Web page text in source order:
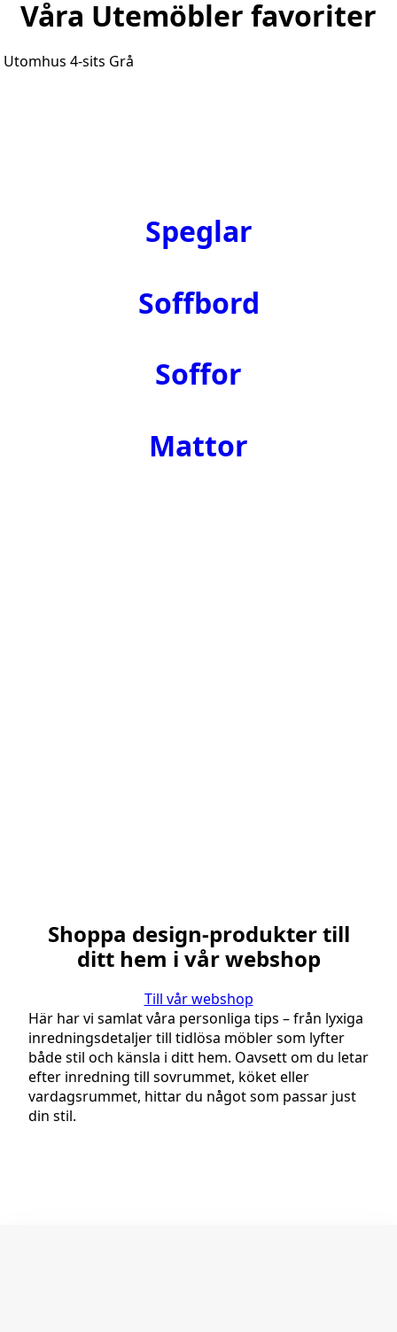
Våra Utemöbler favoriter
4-sits Grå
Speglar
Soffbord
Soffor
Mattor
Shoppa design-produkter till
ditt hem i vår webshop
Till vår webshop
Här har vi samlat våra personliga tips – från lyxiga
inredningsdetaljer till tidlösa möbler som lyfter
både stil och känsla i ditt hem. Oavsett om du letar
efter inredning till sovrummet, köket eller
vardagsrummet, hittar du något som passar just
din stil.